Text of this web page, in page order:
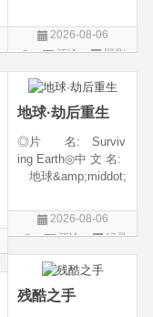
年 代 2026◎
产 地 中国大陆
爱情◎语 言 汉
语普通话◎上映日期
2026-08-06
评论
国剧
地球·劫后重生
◎片 名: Surviv
ing Earth◎中 文 名:
地球&amp;middot;
名: 幸存地球◎
年 代: 2026◎
类 别: 纪录片
◎语 言: 英语
◎上映
2026-08-06
评论
纪录
片
残酷之手